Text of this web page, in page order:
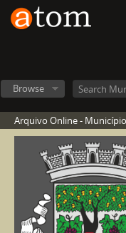
Browse
Arquivo Online -